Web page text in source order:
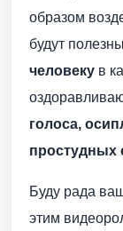
образом
будут
человеку в
голоса,
простудных
Буду рада
этим